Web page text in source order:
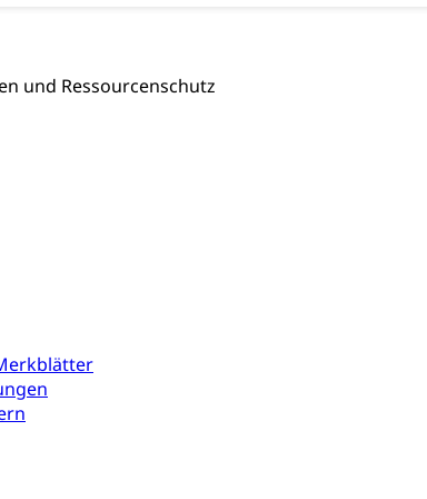
und Ressourcenschutz